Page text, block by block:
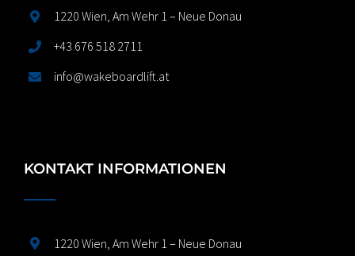
1220 Wien, Am Wehr 1 – Neue Donau
+43 676 518 2711
info@wakeboardlift.at
KONTAKT INFORMATIONEN
1220 Wien, Am Wehr 1 – Neue Donau